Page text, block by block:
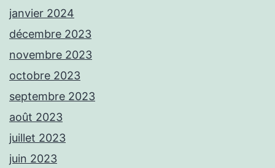
janvier 2024
décembre 2023
novembre 2023
octobre 2023
septembre 2023
août 2023
juillet 2023
juin 2023